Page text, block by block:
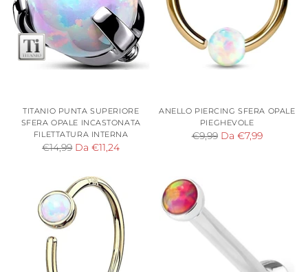
TITANIO PUNTA SUPERIORE
SFERA OPALE INCASTONATA
FILETTATURA INTERNA
Prezzo
€14,99 Da €11,24
ANELLO PIERCING SFERA OPALE
PIEGHEVOLE
Prezzo
€9,99 Da €7,99